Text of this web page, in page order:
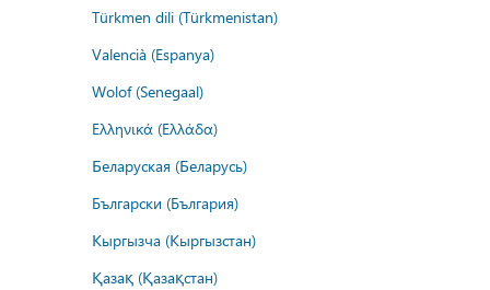
Türkmen dili (Türkmenistan)
Valencià (Espanya)
Wolof (Senegaal)
Ελληνικά (Ελλάδα)
Беларуская (Беларусь)
Български (България)
Кыргызча (Кыргызстан)
Қазақ (Қазақстан)